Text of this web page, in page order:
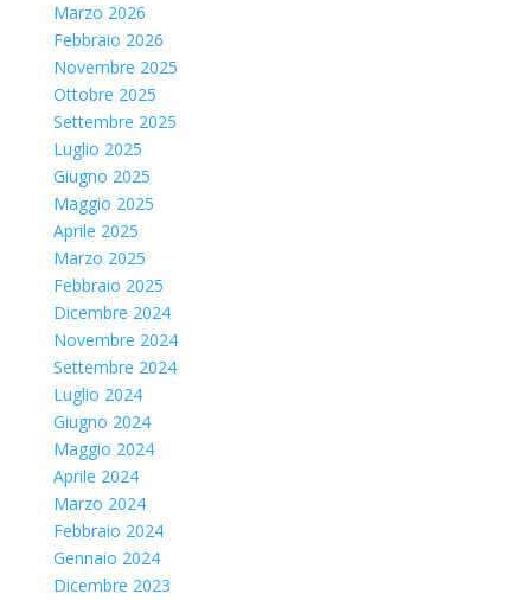
Marzo 2026
Febbraio 2026
Novembre 2025
Ottobre 2025
Settembre 2025
Luglio 2025
Giugno 2025
Maggio 2025
Aprile 2025
Marzo 2025
Febbraio 2025
Dicembre 2024
Novembre 2024
Settembre 2024
Luglio 2024
Giugno 2024
Maggio 2024
Aprile 2024
Marzo 2024
Febbraio 2024
Gennaio 2024
Dicembre 2023